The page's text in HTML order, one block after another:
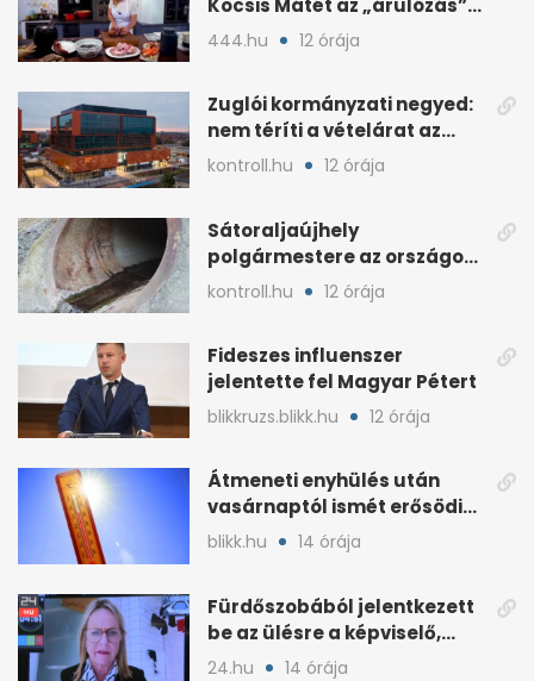
Kocsis Mátét az „árulózás”
miatt
444.hu 12 órája
Zuglói kormányzati negyed:
nem téríti a vételárat az
ingatlanfejlesztő
kontroll.hu 12 órája
Sátoraljaújhely
polgármestere az országos
hír miatt támadt
kontroll.hu 12 órája
Fideszes influenszer
jelentette fel Magyar Pétert
blikkruzs.blikk.hu 12 órája
Átmeneti enyhülés után
vasárnaptól ismét erősödik
a hőség
blikk.hu 14 órája
Fürdőszobából jelentkezett
be az ülésre a képviselő,
árny tűnt fel mögötte
24.hu 14 órája